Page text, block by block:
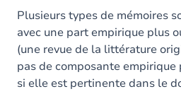
Plusieurs types de mémoires
avec une part empirique plus
(une revue de la littérature
pas de composante
si elle est pertinente dans le